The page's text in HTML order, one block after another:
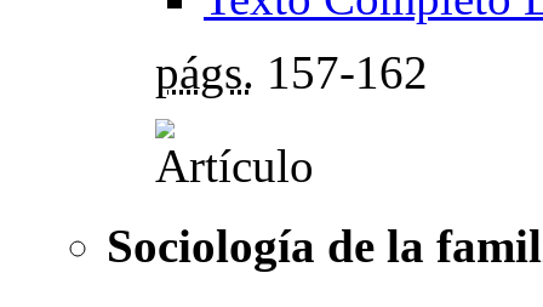
págs. 157-162
Sociología de la